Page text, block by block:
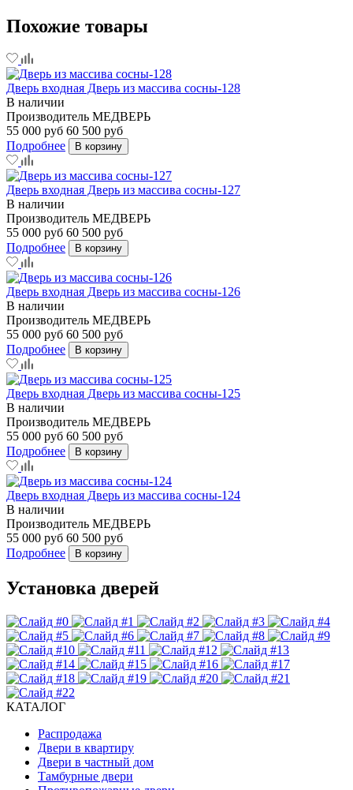
Похожие товары
Дверь входная Дверь из массива сосны-128
В наличии
Производитель МЕДВЕРЬ
55 000 руб 60 500 руб
Подробнее
В корзину
Дверь входная Дверь из массива сосны-127
В наличии
Производитель МЕДВЕРЬ
55 000 руб 60 500 руб
Подробнее
В корзину
Дверь входная Дверь из массива сосны-126
В наличии
Производитель МЕДВЕРЬ
55 000 руб 60 500 руб
Подробнее
В корзину
Дверь входная Дверь из массива сосны-125
В наличии
Производитель МЕДВЕРЬ
55 000 руб 60 500 руб
Подробнее
В корзину
Дверь входная Дверь из массива сосны-124
В наличии
Производитель МЕДВЕРЬ
55 000 руб 60 500 руб
Подробнее
В корзину
Установка дверей
КАТАЛОГ
Распродажа
Двери в квартиру
Двери в частный дом
Тамбурные двери